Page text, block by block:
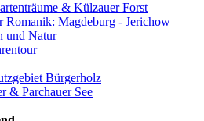
& Külzauer Forst
Romanik: Magdeburg - Jerichow
und Natur
Bürgerholz
& Parchauer See